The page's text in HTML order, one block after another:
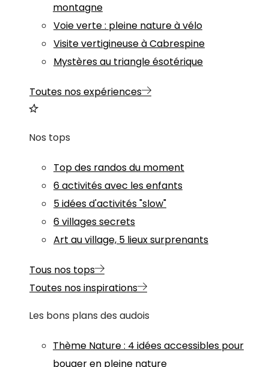
montagne
Voie verte : pleine nature à vélo
Visite vertigineuse à Cabrespine
Mystères au triangle ésotérique
Toutes nos expériences
Nos tops
Top des randos du moment
6 activités avec les enfants
5 idées d'activités "slow"
6 villages secrets
Art au village, 5 lieux surprenants
Tous nos tops
Toutes nos inspirations
Les bons plans des audois
Thème Nature: 4 idées accessibles pour
bouger en pleine nature